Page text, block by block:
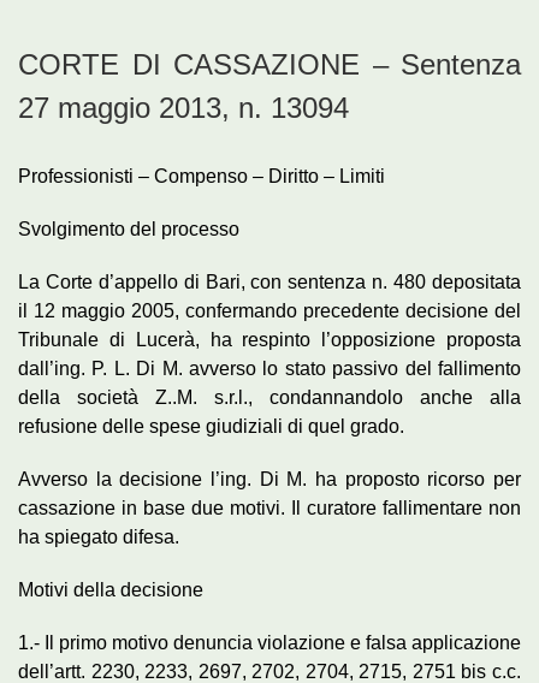
CORTE DI CASSAZIONE – Sentenza
27 maggio 2013, n. 13094
Professionisti – Compenso – Diritto – Limiti
Svolgimento del processo
La Corte d’appello di Bari, con sentenza n. 480 depositata
il 12 maggio 2005, confermando precedente decisione del
Tribunale di Lucerà, ha respinto l’opposizione proposta
dall’ing. P. L. Di M. avverso lo stato passivo del fallimento
della società Z..M. s.r.l., condannandolo anche alla
refusione delle spese giudiziali di quel grado.
Avverso la decisione l’ing. Di M. ha proposto ricorso per
cassazione in base due motivi. Il curatore fallimentare non
ha spiegato difesa.
Motivi della decisione
1.- Il primo motivo denuncia violazione e falsa applicazione
dell’artt. 2230, 2233, 2697, 2702, 2704, 2715, 2751 bis c.c.